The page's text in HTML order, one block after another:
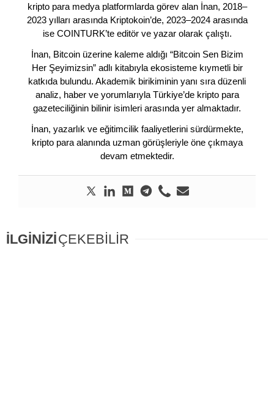
kripto para medya platformlarda görev alan İnan, 2018–
2023 yılları arasında Kriptokoin’de, 2023–2024 arasında
ise COINTURK’te editör ve yazar olarak çalıştı.
İnan, Bitcoin üzerine kaleme aldığı “Bitcoin Sen Bizim
Her Şeyimizsin” adlı kitabıyla ekosisteme kıymetli bir
katkıda bulundu. Akademik birikiminin yanı sıra düzenli
analiz, haber ve yorumlarıyla Türkiye’de kripto para
gazeteciliğinin bilinir isimleri arasında yer almaktadır.
İnan, yazarlık ve eğitimcilik faaliyetlerini sürdürmekte,
kripto para alanında uzman görüşleriyle öne çıkmaya
devam etmektedir.
İLGİNİZİÇEKEBİLİR